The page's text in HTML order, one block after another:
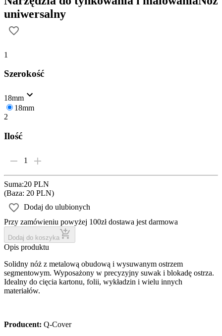
uniwersalny
1
Szerokość
18mm
18mm
2
Ilość
1
Suma:20 PLN
(Baza: 20 PLN)
Dodaj do ulubionych
Przy zamówieniu powyżej 100zł dostawa jest darmowa
Dodaj do koszyka
Opis produktu
Solidny nóż z metalową obudową i wysuwanym ostrzem
segmentowym. Wyposażony w precyzyjny suwak i blokadę ostrza.
Idealny do cięcia kartonu, folii, wykładzin i wielu innych
materiałów.
Producent: Q-Cover